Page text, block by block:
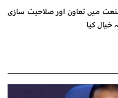
میں تعاون اور صلاحیت سازی
خیال کیا